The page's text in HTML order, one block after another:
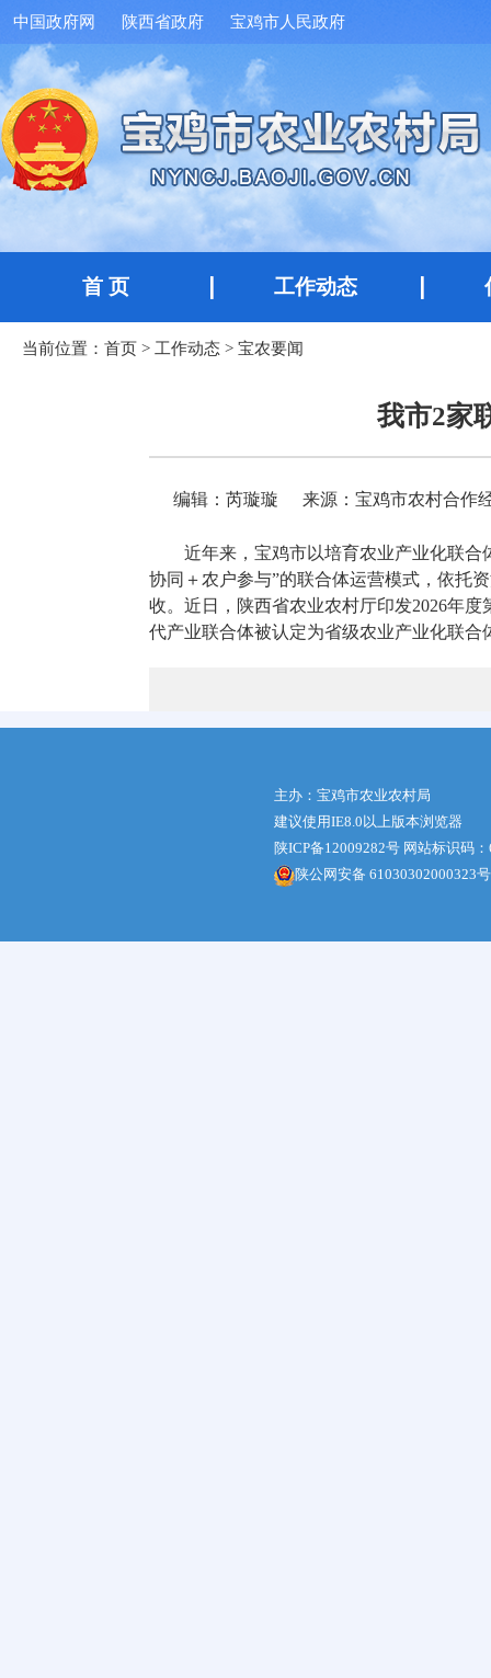
中国政府网 陕西省政府 宝鸡市人民政府
首 页 工作动态
当前位置： 首页 > 工作动态 > 宝农要闻
我市2家
编辑：芮璇璇 来源：宝鸡市农村合作
近年来，宝鸡市以培育农业产业化联
协同＋农户参与”的联合体运营模式，依托
收。近日，陕西省农业农村厅印发2026年
代产业联合体被认定为省级农业产业化联
主办：宝鸡市农业农村局
建议使用IE8.0以上版本浏览器
陕ICP备12009282号 网站标识码
陕公网安备 61030302000323号